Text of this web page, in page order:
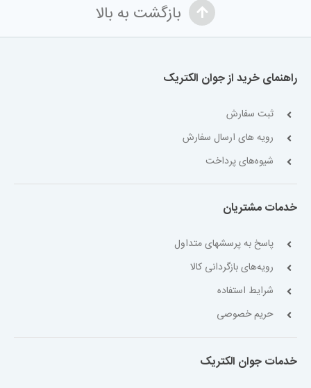
بازگشت به بالا
راهنمای خرید از جوان الکتریک
ثبت سفارش
رویه های ارسال سفارش
شیوه‌های پرداخت
خدمات مشتریان
پاسخ به پرسشهای متداول
رویه‌های بازگردانی کالا
شرایط استفاده
حریم خصوصی
خدمات جوان الکتریک